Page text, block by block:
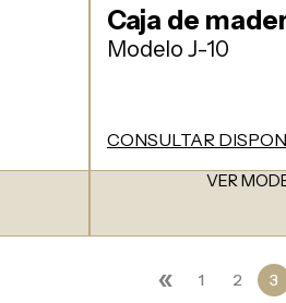
Caja de
Modelo J-10
CONSULTAR
VER
« 1 2 3